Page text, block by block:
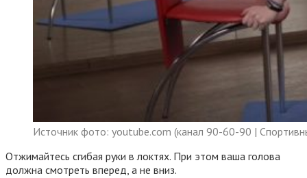
Источник фото: youtube.com (канал 90-60-90 |
Отжимайтесь сгибая руки в локтях. При этом ваша голова
должна смотреть вперед, а не вниз.